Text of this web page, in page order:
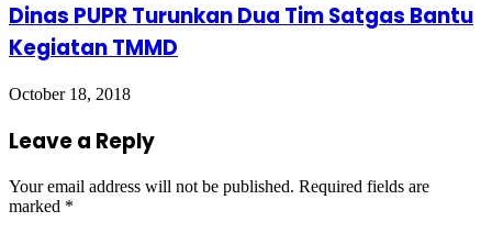
Dinas PUPR Turunkan Dua Tim Satgas Bantu
Kegiatan TMMD
October 18, 2018
Leave a Reply
Your email address will not be published. Required fields are
marked *